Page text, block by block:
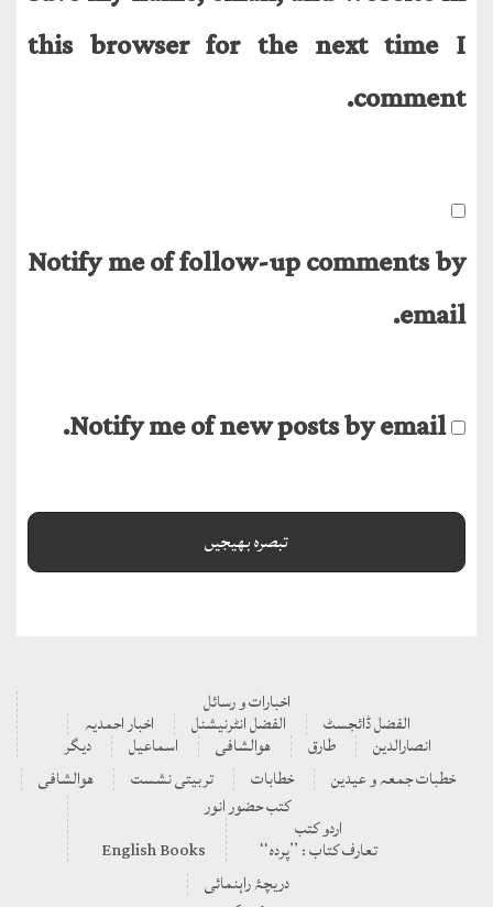
this browser for the next time I
comment.
Notify me of follow-up comments by
email.
Notify me of new posts by email.
اخبارات و رسائل
الفضل ڈائجسٹ الفضل انٹرنیشنل اخبار احمدیہ
انصارالدین طارق ھوالشافی اسماعیل
دیگر
خطبات جمعہ و عیدین
خطابات تربیتی نشست
ھوالشافی
کتب حضور انور
اردو کتب
تعارف کتاب : ’’پردہ‘‘
English Books
دریچۂ راہنمائی